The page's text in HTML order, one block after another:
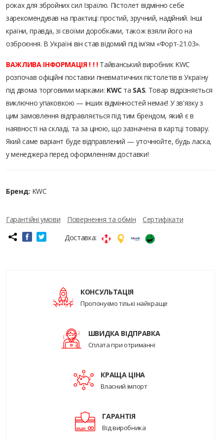
роках для збройних сил Ізраїлю. Пістолет відмінно себе
зарекомендував на практиці: простий, зручний, надійний. Інші
країни, правда, зі своїми доробками, також взяли його на
озброєння. В Україні він став відомий під ім'ям «Форт-21.03».
ВАЖЛИВА ІНФОРМАЦІЯ ! ! !Тайванський виробник KWC
розпочав офіційні поставки пневматичних пістолетів в Україну
під двома торговими марками: KWCта SAS. Товар відрізняється
виключно упаковкою — інших відмінностей немає! У зв'язку з
цим замовлення відправляється під тим брендом, який є в
наявності на складі, та за ціною, що зазначена в картці товару.
Який саме варіант буде відправлений — уточнюйте, будь ласка,
у менеджера перед оформленням доставки!
Бренд: KWC
Гарантійні умови Повернення та обмін
Сертифікати
Доставка:
КОНСУЛЬТАЦІЯ
Пропонуємо тількі найкраще
ШВИДКА ВІДПРАВКА
Сплата при отриманні
КРАЩА ЦІНА
Власний імпорт
ГАРАНТІЯ
Від виробника